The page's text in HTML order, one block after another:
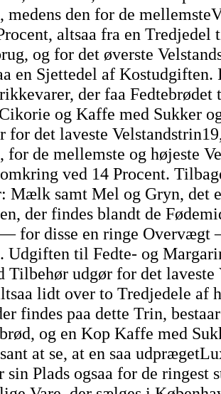
medens den for de
altsaa fra en Tredjedel
og for det øverste
en Sjettedel af
der faa
og Kaffe med Sukker
for det laveste
for de mellemste og højeste
ved 14 Procent.
Mælk samt Mel og Gryn, det
der findes blandt de
for disse en ringe Overvægt
Udgiften til Fedte- og
Tilbehør udgør for det
lidt over to Tredjedele af
findes paa dette Trin,
og en Kop Kaffe med
at se, at en saa
sin Plads ogsaa for de ringest